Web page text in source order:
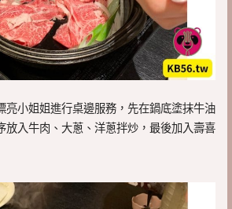
亮小姐姐進行桌邊服務，先在鍋底塗抹牛油
放入牛肉、大蔥、洋蔥拌炒，最後加入壽喜